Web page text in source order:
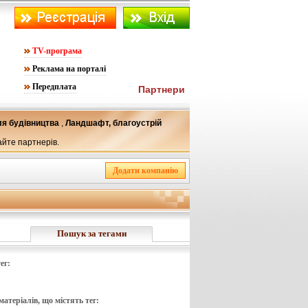
TV-програма
Реклама на порталі
Передплата
Партнери
будівництва , Ландшафт, благоустрій
партнерів.
Пошук за тегами
що містять тег: